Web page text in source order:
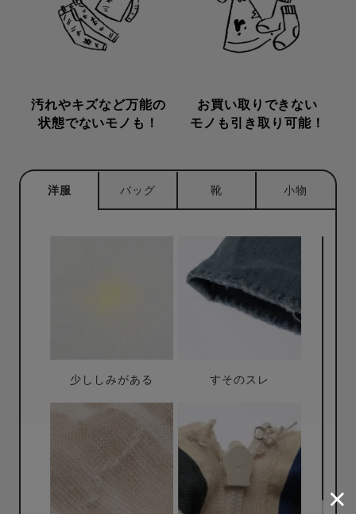
汚れやキズなど万能の
状態でないモノも！
お買い取りできない
モノも引き取り可能！
洋服 バッグ 靴 小物
少ししみがある すそのスレ